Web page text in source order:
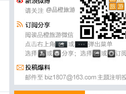
@品橙旅游